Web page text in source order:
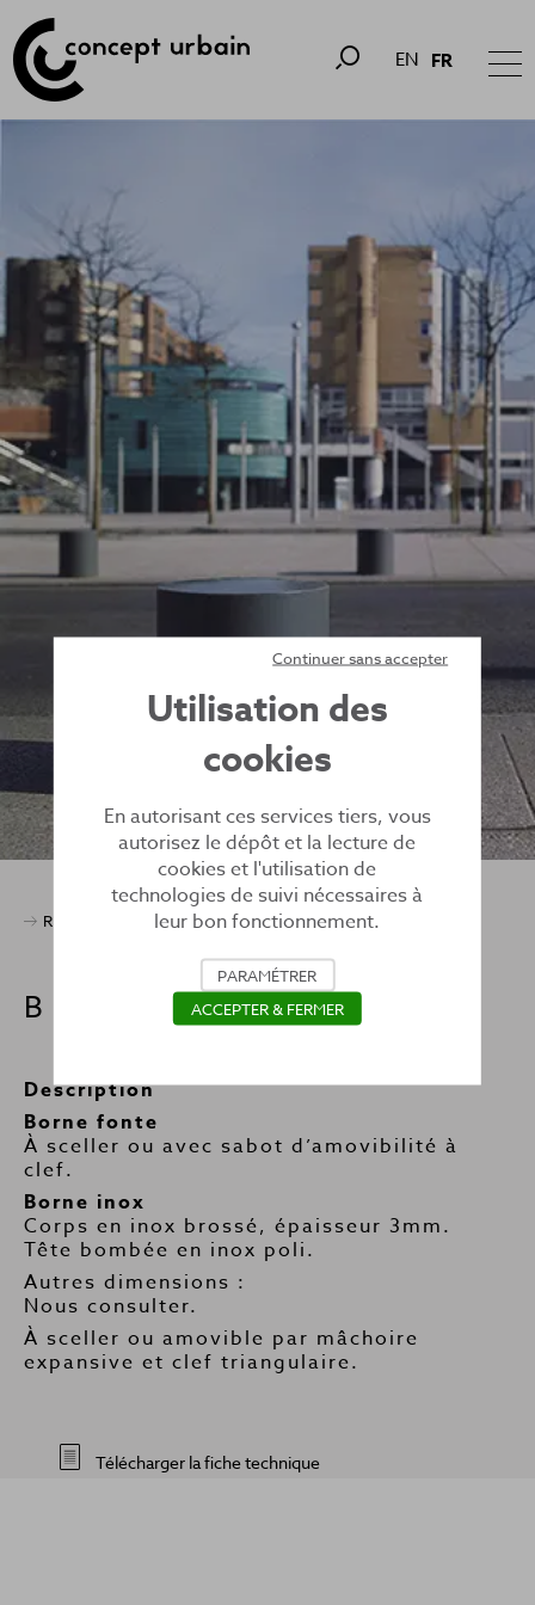
EN FR
Retour sur l’ensemble des produits
Télécharger la fiche technique
BORNE CITY
Description
Borne fonte
À sceller ou avec sabot d’amovibilité à
clef.
Borne inox
Corps en inox brossé, épaisseur 3mm.
Tête bombée en inox poli.
Autres dimensions :
Nous consulter.
À sceller ou amovible par mâchoire
expansive et clef triangulaire.
Utilisation des
cookies
En autorisant ces services tiers, vous
autorisez le dépôt et la lecture de
cookies et l'utilisation de
technologies de suivi nécessaires à
leur bon fonctionnement.
Continuer sans accepter
PARAMÉTRER
ACCEPTER & FERMER